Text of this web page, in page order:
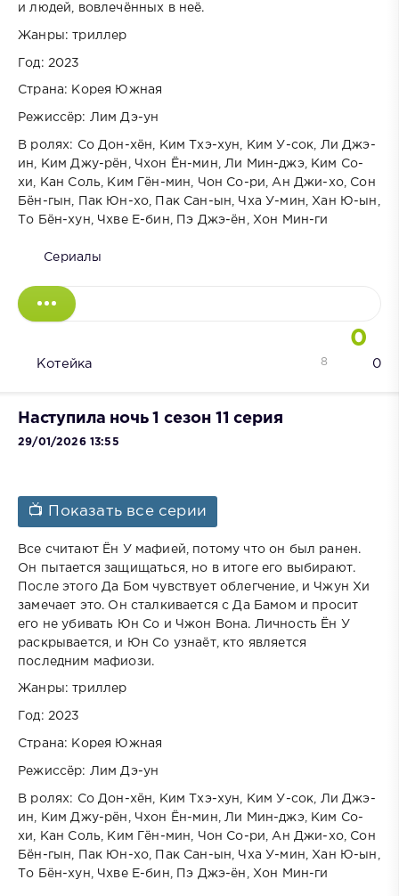
и людей, вовлечённых в неё.
Жанры: триллер
Год: 2023
Страна: Корея Южная
Режиссёр: Лим Дэ-ун
В ролях: Со Дон-хён, Ким Тхэ-хун, Ким У-сок, Ли Джэ-
ин, Ким Джу-рён, Чхон Ён-мин, Ли Мин-джэ, Ким Со-
хи, Кан Соль, Ким Гён-мин, Чон Со-ри, Ан Джи-хо, Сон
Бён-гын, Пак Юн-хо, Пак Сан-ын, Чха У-мин, Хан Ю-ын,
То Бён-хун, Чхве Е-бин, Пэ Джэ-ён, Хон Мин-ги
Сериалы
0
Котейка 0
8
Наступила ночь 1 сезон 11 серия
29/01/2026 13:55
📺 Показать все серии
Все считают Ён У мафией, потому что он был ранен.
Он пытается защищаться, но в итоге его выбирают.
После этого Да Бом чувствует облегчение, и Чжун Хи
замечает это. Он сталкивается с Да Бамом и просит
его не убивать Юн Со и Чжон Вона. Личность Ён У
раскрывается, и Юн Со узнаёт, кто является
последним мафиози.
Жанры: триллер
Год: 2023
Страна: Корея Южная
Режиссёр: Лим Дэ-ун
В ролях: Со Дон-хён, Ким Тхэ-хун, Ким У-сок, Ли Джэ-
ин, Ким Джу-рён, Чхон Ён-мин, Ли Мин-джэ, Ким Со-
хи, Кан Соль, Ким Гён-мин, Чон Со-ри, Ан Джи-хо, Сон
Бён-гын, Пак Юн-хо, Пак Сан-ын, Чха У-мин, Хан Ю-ын,
То Бён-хун, Чхве Е-бин, Пэ Джэ-ён, Хон Мин-ги